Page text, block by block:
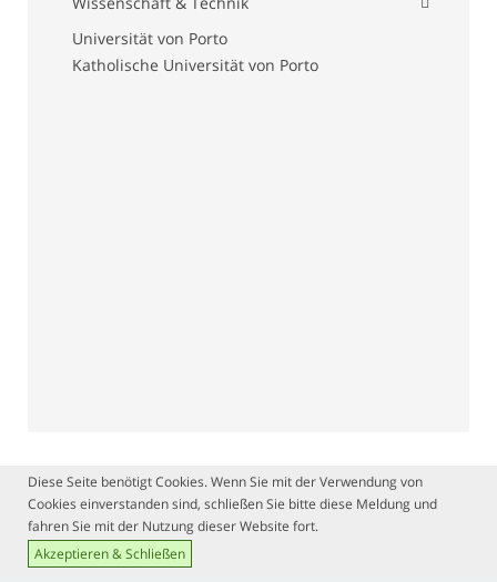
Universität von Porto
Katholische Universität von Porto
Diese Seite benötigt Cookies. Wenn Sie mit der Verwendung von
Cookies einverstanden sind, schließen Sie bitte diese Meldung und
fahren Sie mit der Nutzung dieser Website fort.
Akzeptieren & Schließen